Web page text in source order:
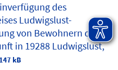
des
Ludwigslust-
von Bewohnern der
in 19288 Ludwigslust,
kB